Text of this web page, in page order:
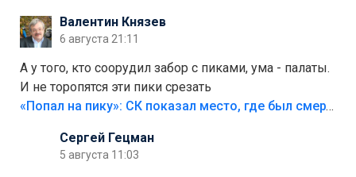
Валентин Князев
6 августа 21:11
А у того, кто соорудил забор с пиками, ума - палаты.
И не торопятся эти пики срезать
«Попал на пику»: СК показал место, где был смертельно травмирован ребенок в Тольятти
Сергей Гецман
5 августа 11:03